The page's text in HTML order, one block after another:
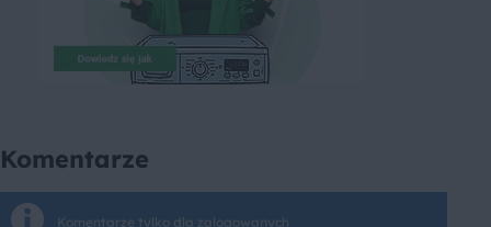
Komentarze
Komentarze tylko dla zalogowanych